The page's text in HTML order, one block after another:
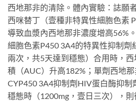
西地那非的清除。體內實驗：誌願
西咪替丁（壹種非特異性細胞色素
導致血漿內西地那非濃度增高56%
細胞色素P450 3A4的特異性抑制劑
兩次，共5天達到穩態）合用時，
積（AUC）升高182%；單劑西地
CYP450 3A4抑制劑HIV蛋白酶抑制
穩態時（1200mg，壹日三次），